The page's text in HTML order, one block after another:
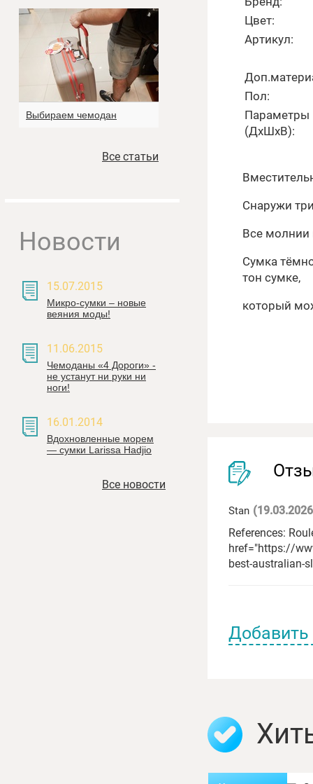
Выбираем чемодан
Все статьи
Новости
15.07.2015
Микро-сумки – новые
веяния моды!
11.06.2015
Чемоданы «4 Дороги» -
не устанут ни руки ни
ноги!
16.01.2014
Вдохновленные морем
— сумки Larissa Hadjiо
Все новости
Цвет:
Артикул:
Пол:
Параметры
(ДхШхВ):
Снаружи
Все молнии
Сумка
тон сумке,
который
Stan
References:
href="https://
best-australian-
Отзыв: